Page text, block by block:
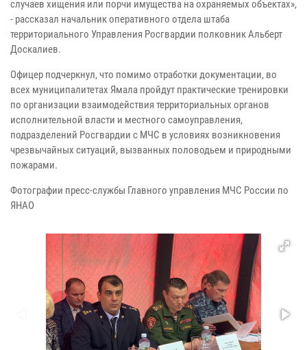
случаев хищения или порчи имущества на охраняемых объектах»,
- рассказал начальник оперативного отдела штаба
территориального Управления Росгвардии полковник Альберт
Доскалиев.
Офицер подчеркнул, что помимо отработки документации, во
всех муниципалитетах Ямала пройдут практические тренировки
по организации взаимодействия территориальных органов
исполнительной власти и местного самоуправления,
подразделений Росгвардии с МЧС в условиях возникновения
чрезвычайных ситуаций, вызванных половодьем и природными
пожарами.
Фотографии пресс-службы Главного управления МЧС России по
ЯНАО